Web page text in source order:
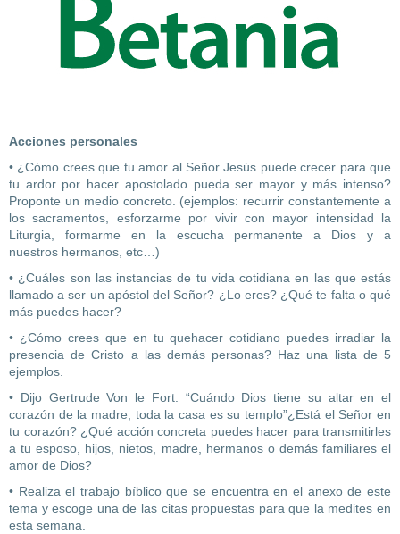
Acciones personales
• ¿Cómo crees que tu amor al Señor Jesús puede crecer para que
tu ardor por hacer apostolado pueda ser mayor y más intenso?
Proponte un medio concreto. (ejemplos: recurrir constantemente a
los sacramentos, esforzarme por vivir con mayor intensidad la
Liturgia, formarme en la escucha permanente a Dios y a
nuestros hermanos, etc…)
• ¿Cuáles son las instancias de tu vida cotidiana en las que estás
llamado a ser un apóstol del Señor? ¿Lo eres? ¿Qué te falta o qué
más puedes hacer?
• ¿Cómo crees que en tu quehacer cotidiano puedes irradiar la
presencia de Cristo a las demás personas? Haz una lista de 5
ejemplos.
• Dijo Gertrude Von le Fort: “Cuándo Dios tiene su altar en el
corazón de la madre, toda la casa es su templo”¿Está el Señor en
tu corazón? ¿Qué acción concreta puedes hacer para transmitirles
a tu esposo, hijos, nietos, madre, hermanos o demás familiares el
amor de Dios?
• Realiza el trabajo bíblico que se encuentra en el anexo de este
tema y escoge una de las citas propuestas para que la medites en
esta semana.